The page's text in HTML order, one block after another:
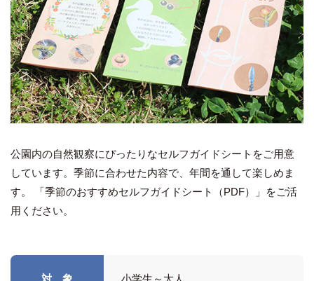
公園内の自然観察にぴったりなセルフガイドシートをご用意
しています。季節に合わせた内容で、年間を通して楽しめま
す。 「季節のおすすめセルフガイドシート（PDF）」をご活
用ください。
対 象 小学生～大人